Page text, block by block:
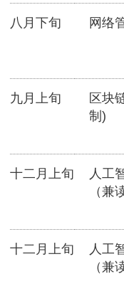
八月下旬 网络
九月上旬
区块
制)
十二月上旬
人工
（兼
十二月上旬
人工
（兼